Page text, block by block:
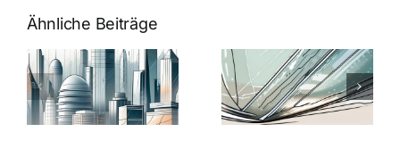
Ähnliche Beiträge
5 Gründe,
warum
Nanoversiegelung
auf Glas
7
Expertentipps
für maximale